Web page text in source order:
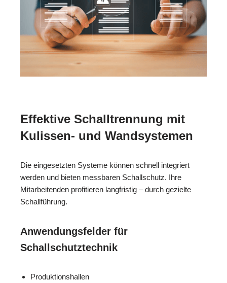
Effektive Schalltrennung mit
Kulissen- und Wandsystemen
Die eingesetzten Systeme können schnell integriert
werden und bieten messbaren Schallschutz. Ihre
Mitarbeitenden profitieren langfristig – durch gezielte
Schallführung.
Anwendungsfelder für
Schallschutztechnik
Produktionshallen